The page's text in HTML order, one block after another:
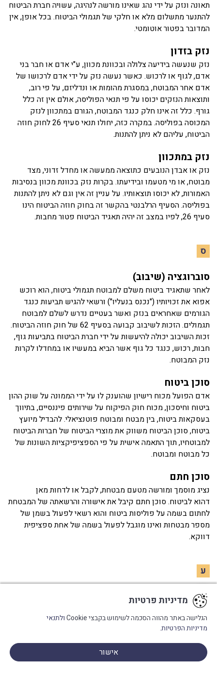
תאונה ונזק על ידי נהג שאינו מורשה לנהיגה, עשויה חברת הביטוח
להתנער מתשלום מלא או חלקי של תגמולי הביטוח. בכל אופן, אין
המדובר בפטור אוטומטי.
נזק בזדון
נזק שנעשה בידיעה צלולה ובכוונת מכוון, ע"י אדם או חבר בני
אדם, לגוף או לרכוש. כאשר נעשה נזק על ידי אדם לרכושו של
אדם אחר המבוטח, במסגרת מהומות או ונדליזם, על פי רוב,
ותוצאות הנזקים יכוסו על פי תנאי הפוליסה, אולם אין זה כלל
גורף. כלל זה אינו חלק כנגד המבוטח, הגורם במתכוון לנזק
המכוסה בפוליסה. במקרה כזה, יחולו תנאי סעיף 26 לחוק חוזה
הביטוח, עליהם לא ניתן להתנות.
נזק במתכוון
נזק או אבדן הנובעים כתוצאה ממעשה או מחדל זדוני, מצד
מבוטח, או מי מטעמו ובידיעתו. בקרות נזק בכוונת מכוון בנסיבות
האמורות, לא יכוסו תוצאותיו. על עניין זה אין וגם לא ניתן להתנות
בפוליסה. הסעיף הרלבנטי בהקשר זה בחוק חוזה הביטוח הינו
סעיף 26, לפיו במצב זה יהיה תאגיד הביטוח פטור מחבות.
ס
סוברוגציה (שיבוב)
לאחר שתאגיד ביטוח משלם למבוטח תגמולי ביטוח, הוא רוכש
אפוא את זכויותיו ("נכנס בנעליו") ורשאי להגיש תביעות כנגד
הגורמים שאחראים בנזק ואשר בעטיים נדרש לשלם למבוטח
תגמולים. הזכות לשיבוב קבועה בסעיף 62 של חוק חוזה הביטוח.
זכות השיבוב יכולה להיעשות על ידי חברת הביטוח בתביעות גוף,
חבות, רכוש, כנגד כל גוף אשר הביא במעשיו או במחדלו לקרות
נזק המבוטח.
סוכן ביטוח
אדם הפועל מכוח רישיון שהוענק לו על ידי הממונה על שוק ההון
ביטוח וחיסכון, מכוח חוק הפיקוח על שירותים פיננסיים, בתיווך
בעסקאות ביטוח, בין מבטח ומבוטח פוטנציאלי. להבדיל מיועץ
ביטוח, סוכן הביטוח משווק את מוצרי הביטוח של חברות הביטוח
למבוטחיו, תוך התאמה אישית על פי הספציפיקציות השונות של
כל מבוטח ומבוטח.
סוכן חתם
נציג מוסמך ומורשה מטעם מבטחת, לקבל או לדחות מאן
דהוא לביטוח. סוכן חתם קיבל את אישורה והרשאתה של המבטחת
לחתום בשמה על פוליסות ביטוח והוא רשאי לפעול בשמן של
מספר מבטחות ואינו מוגבל לפעול בשמה של אחת ספציפית
דווקא.
ע
עורך דין ביטוח
משפטן בהשכלתו והכשרתו, המוסמך לעסוק בעריכת דין, על פי
חוק לשכת עורכי הדין בישראל. תחום עיסוקו ומומחיותו, הינו
תחום דיני הביטוח. לרוב, עוסק אף בתחום דיני הנזיקין, המשיק
לתחום זה. בשנים האחרונות ניתן לצפות במגמה ההולכת וגוברת
בקרב משרדי עורכי הדין להפיכה של משרדי "נישה", מתוך מגמה
פנו אלינו
מדיניות פרטיות
הגלישה באתר מהווה הסכמה לשימוש בקבצי Cookie
ולתנאי
מדיניות הפרטיות.
אישור